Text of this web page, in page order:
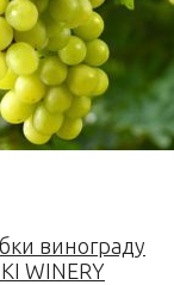
винограду
WINERY